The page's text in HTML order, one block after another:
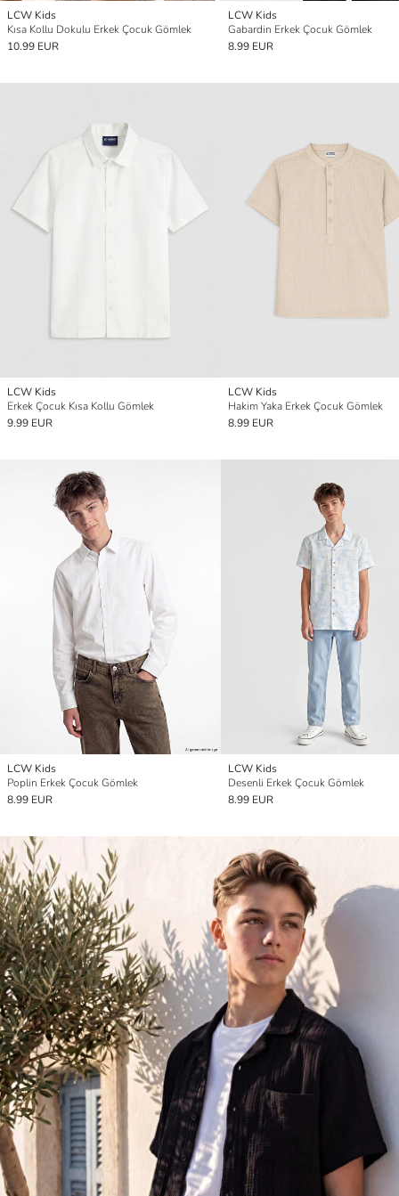
LCW Kids
Kısa Kollu Dokulu Erkek Çocuk Gömlek
10.99 EUR
LCW Kids
Gabardin Erkek Çocuk Gömlek
8.99 EUR
LCW Kids
Erkek Çocuk Kısa Kollu Gömlek
9.99 EUR
LCW Kids
Hakim Yaka Erkek Çocuk Gömlek
8.99 EUR
LCW Kids
Poplin Erkek Çocuk Gömlek
8.99 EUR
LCW Kids
Desenli Erkek Çocuk Gömlek
8.99 EUR